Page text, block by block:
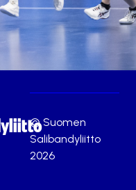
© Suomen
Salibandyliitto
2026